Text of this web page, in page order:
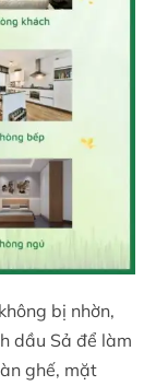
bị nhờn,
dầu Sả để làm
ghế, mặt